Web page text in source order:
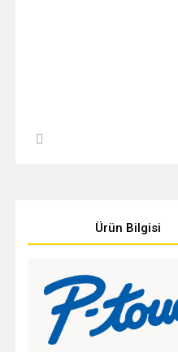
Ürün Bilgisi